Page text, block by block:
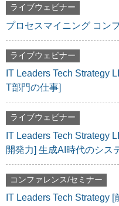
ライブウェビナー
プロセスマイニング コン
ライブウェビナー
IT Leaders Tech Strategy
T部門の仕事]
ライブウェビナー
IT Leaders Tech Strategy
開発力] 生成AI時代のシス
コンファレンス/セミナー
IT Leaders Tech Strategy